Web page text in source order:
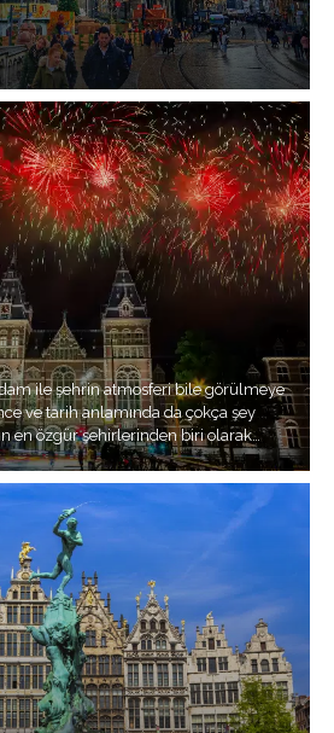
ve tarih anlamında da çokça şey
en özgür şehirlerinden biri olarak